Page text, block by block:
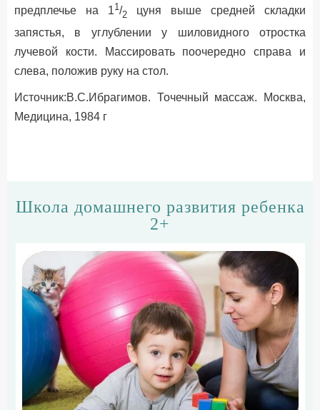
предплечье на 11/2 цуня выше средней складки
запястья, в углублении у шиловидного отростка
лучевой кости. Массировать поочередно справа и
слева, положив руку на стол.
Источник:В.С.Ибрагимов. Точечный массаж. Москва,
Медицина, 1984 г
Школа домашнего развития ребенка
2+